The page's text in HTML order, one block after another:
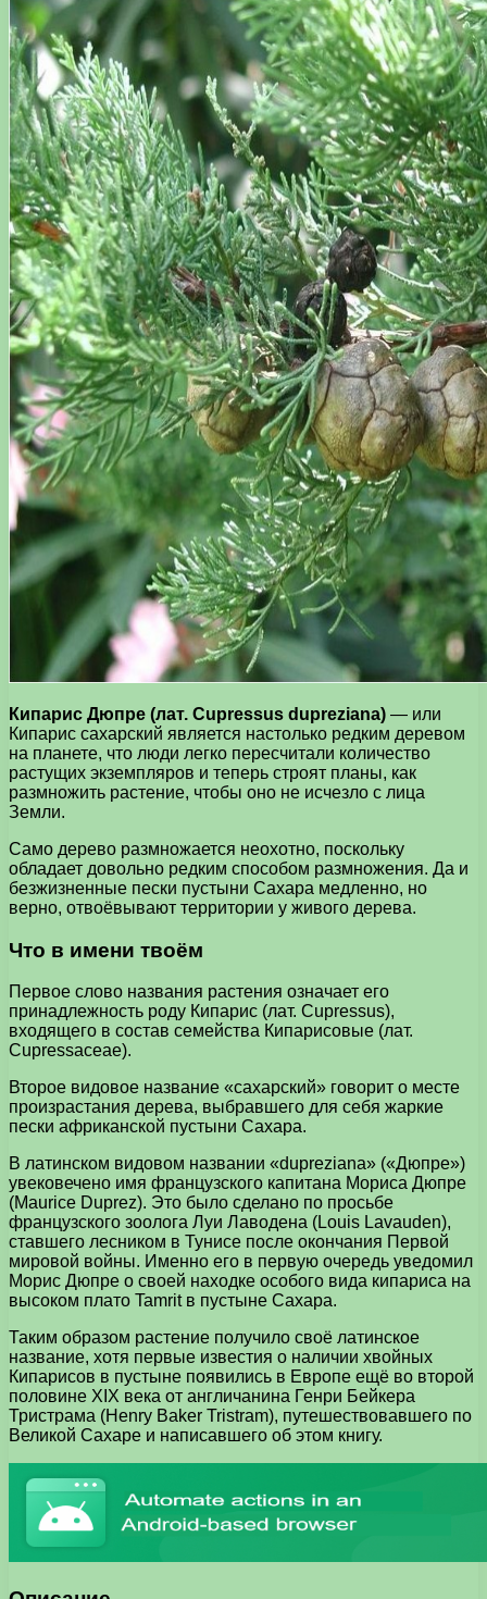
Кипарис Дюпре (лат. Cupressus dupreziana) — или
Кипарис сахарский является настолько редким деревом
на планете, что люди легко пересчитали количество
растущих экземпляров и теперь строят планы, как
размножить растение, чтобы оно не исчезло с лица
Земли.
Само дерево размножается неохотно, поскольку
обладает довольно редким способом размножения. Да и
безжизненные пески пустыни Сахара медленно, но
верно, отвоёвывают территории у живого дерева.
Что в имени твоём
Первое слово названия растения означает его
принадлежность роду Кипарис (лат. Cupressus),
входящего в состав семейства Кипарисовые (лат.
Cupressaceae).
Второе видовое название «сахарский» говорит о месте
произрастания дерева, выбравшего для себя жаркие
пески африканской пустыни Сахара.
В латинском видовом названии «dupreziana» («Дюпре»)
увековечено имя французского капитана Мориса Дюпре
(Maurice Duprez). Это было сделано по просьбе
французского зоолога Луи Лаводена (Louis Lavauden),
ставшего лесником в Тунисе после окончания Первой
мировой войны. Именно его в первую очередь уведомил
Морис Дюпре о своей находке особого вида кипариса на
высоком плато Tamrit в пустыне Сахара.
Таким образом растение получило своё латинское
название, хотя первые известия о наличии хвойных
Кипарисов в пустыне появились в Европе ещё во второй
половине XIX века от англичанина Генри Бейкера
Тристрама (Henry Baker Tristram), путешествовавшего по
Великой Сахаре и написавшего об этом книгу.